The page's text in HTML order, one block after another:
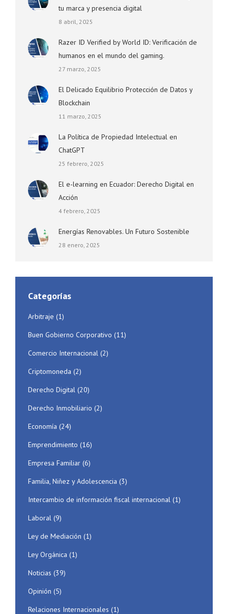
tu marca y presencia digital
8 abril, 2025
Razer ID Verified by World ID: Verificación de
humanos en el mundo del gaming.
27 marzo, 2025
El Delicado Equilibrio Protección de Datos y
Blockchain
11 marzo, 2025
La Política de Propiedad Intelectual en
ChatGPT
25 febrero, 2025
El e-learning en Ecuador: Derecho Digital en
Acción
4 febrero, 2025
Energías Renovables. Un Futuro Sostenible
28 enero, 2025
Categorías
Arbitraje (1)
Buen Gobierno Corporativo (11)
Comercio Internacional (2)
Criptomoneda (2)
Derecho Digital (20)
Derecho Inmobiliario (2)
Economía (24)
Emprendimiento (16)
Empresa Familiar (6)
Familia, Niñez y Adolescencia (3)
Intercambio de información fiscal internacional (1)
Laboral (9)
Ley de Mediación (1)
Ley Orgánica (1)
Noticias (39)
Opinión (5)
Relaciones Internacionales (1)